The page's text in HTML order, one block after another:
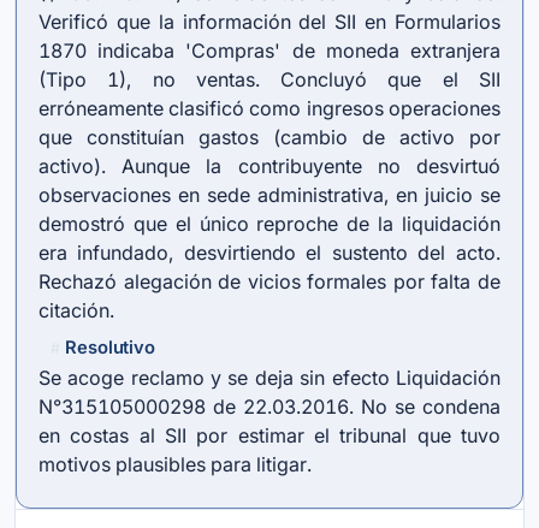
Verificó que la información del SII en Formularios
1870 indicaba 'Compras' de moneda extranjera
(Tipo 1), no ventas. Concluyó que el SII
erróneamente clasificó como ingresos operaciones
que constituían gastos (cambio de activo por
activo). Aunque la contribuyente no desvirtuó
observaciones en sede administrativa, en juicio se
demostró que el único reproche de la liquidación
era infundado, desvirtiendo el sustento del acto.
Rechazó alegación de vicios formales por falta de
citación.
Resolutivo
Se acoge reclamo y se deja sin efecto Liquidación
N°315105000298 de 22.03.2016. No se condena
en costas al SII por estimar el tribunal que tuvo
motivos plausibles para litigar.